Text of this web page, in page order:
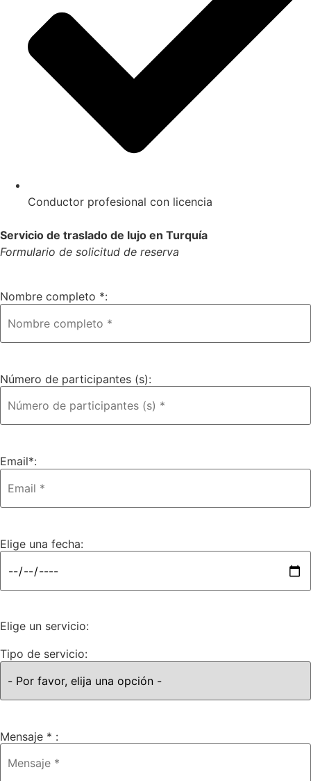
Conductor profesional con licencia
Servicio de traslado de lujo en Turquía
Formulario de solicitud de reserva
Nombre completo *:
Número de participantes (s):
Email*:
Elige una fecha:
Elige un servicio:
Tipo de servicio:
Mensaje * :